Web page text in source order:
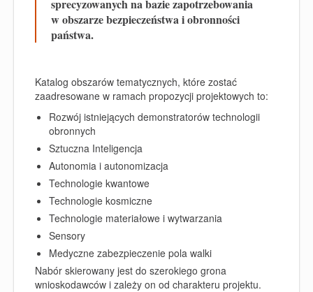
sprecyzowanych na bazie zapotrzebowania
w obszarze bezpieczeństwa i obronności
państwa.
Katalog obszarów tematycznych, które zostać
zaadresowane w ramach propozycji projektowych to:
Rozwój istniejących demonstratorów technologii
obronnych
Sztuczna Inteligencja
Autonomia i autonomizacja
Technologie kwantowe
Technologie kosmiczne
Technologie materiałowe i wytwarzania
Sensory
Medyczne zabezpieczenie pola walki
Nabór skierowany jest do szerokiego grona
wnioskodawców i zależy on od charakteru projektu.